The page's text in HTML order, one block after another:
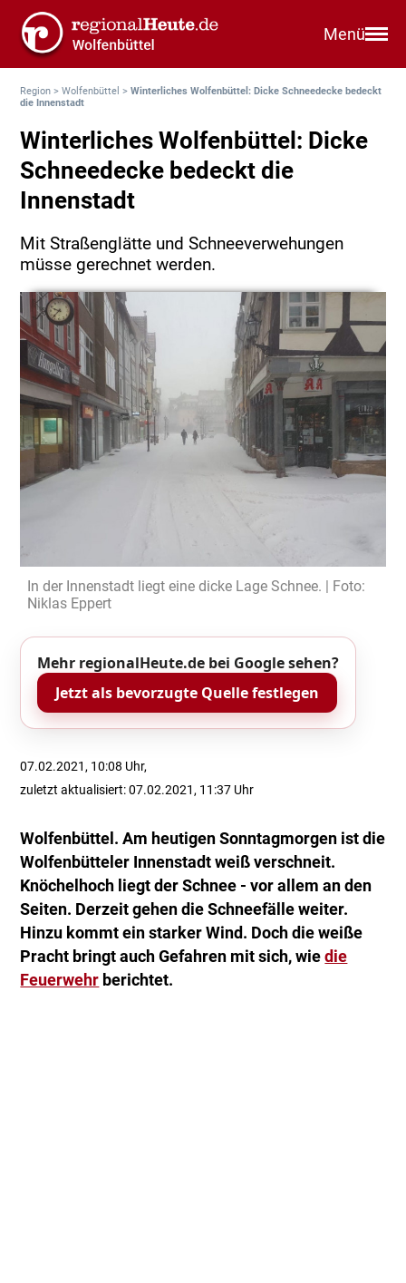
Menü
Region >Wolfenbüttel >Winterliches Wolfenbüttel: Dicke Schneedecke bedeckt
die Innenstadt
Winterliches Wolfenbüttel: Dicke
Schneedecke bedeckt die
Innenstadt
Mit Straßenglätte und Schneeverwehungen
müsse gerechnet werden.
In der Innenstadt liegt eine dicke Lage Schnee. | Foto:
Niklas Eppert
Mehr regionalHeute.de bei Google sehen?
Jetzt als bevorzugte Quelle festlegen
07.02.2021, 10:08 Uhr,
zuletzt aktualisiert: 07.02.2021, 11:37 Uhr
Wolfenbüttel. Am heutigen Sonntagmorgen ist die
Wolfenbütteler Innenstadt weiß verschneit.
Knöchelhoch liegt der Schnee - vor allem an den
Seiten. Derzeit gehen die Schneefälle weiter.
Hinzu kommt ein starker Wind. Doch die weiße
Pracht bringt auch Gefahren mit sich, wiedie
Feuerwehr berichtet.